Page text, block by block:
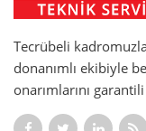
Tecrübeli
donanımlı ekibiyle
onarımlarını